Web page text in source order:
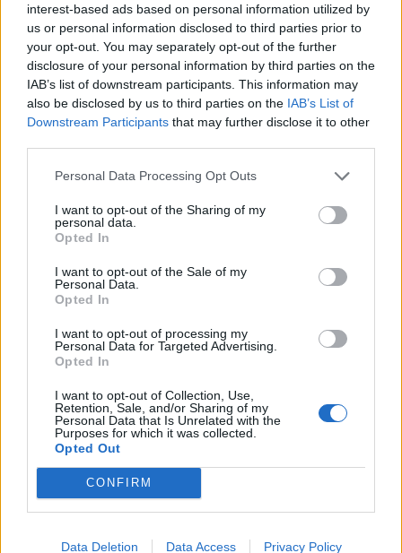
interest-based ads based on personal information utilized by
us or personal information disclosed to third parties prior to
your opt-out. You may separately opt-out of the further
disclosure of your personal information by third parties on the
IAB’s list of downstream participants. This information may
also be disclosed by us to third parties on the IAB’s List of
Downstream Participants that may further disclose it to other
Personal Data Processing Opt Outs
I want to opt-out of the Sharing of my
personal data.
Opted In
I want to opt-out of the Sale of my
Personal Data.
Opted In
I want to opt-out of processing my
Personal Data for Targeted Advertising.
Opted In
I want to opt-out of Collection, Use,
Retention, Sale, and/or Sharing of my
Personal Data that Is Unrelated with the
Purposes for which it was collected.
Opted Out
CONFIRM
Data Deletion Data Access Privacy Policy
Le sel rose d’Himalaya intervient dans la production de sérotonine, il
lutte ainsi contre la dépression. Il régule également les taux de
mélatonine essentielle pour un sommeil paisible.
sous la langue avant de vous coucher.